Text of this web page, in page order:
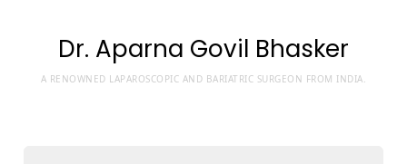
Dr. Aparna Govil Bhasker
A RENOWNED LAPAROSCOPIC AND BARIATRIC SURGEON FROM INDIA.